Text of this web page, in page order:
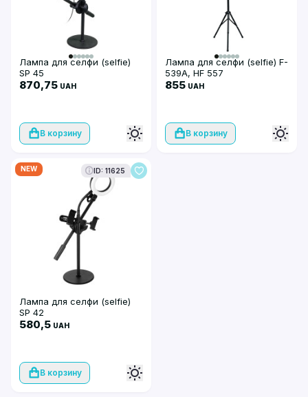
Лампа для селфи (selfie)
SP 45
870,75 UAH
В корзину
Лампа для селфи (selfie) F-
539A, HF 557
855 UAH
В корзину
NEW ID: 11625
Лампа для селфи (selfie)
SP 42
580,5 UAH
В корзину